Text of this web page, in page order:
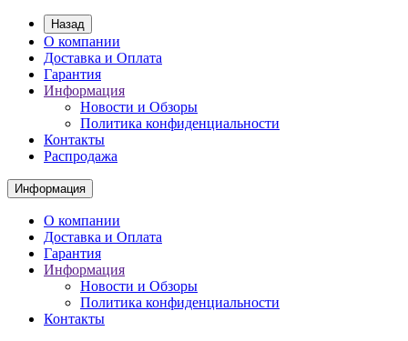
Назад
О компании
Доставка и Оплата
Гарантия
Информация
Новости и Обзоры
Политика конфиденциальности
Контакты
Распродажа
Информация
О компании
Доставка и Оплата
Гарантия
Информация
Новости и Обзоры
Политика конфиденциальности
Контакты